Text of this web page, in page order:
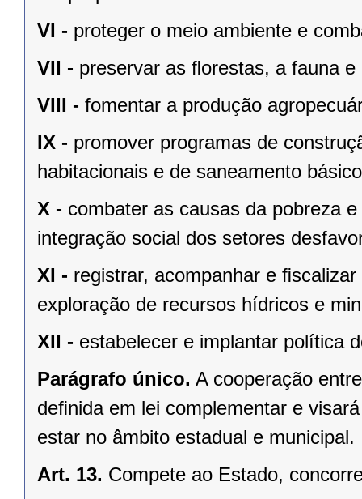
VI - proteger o meio ambiente e
VII - preservar as ﬂorestas, a fauna e
VIII - fomentar a produção
IX - promover programas de
habitacionais e de saneamento
X - combater as causas da pobreza
integração social dos setores
XI - registrar, acompanhar e
exploração de recursos hídricos e
XII - estabelecer e implantar política
Parágrafo único. A cooperação
deﬁnida em lei complementar e
estar no âmbito estadual e municipal.
Art. 13. Compete ao Estado,